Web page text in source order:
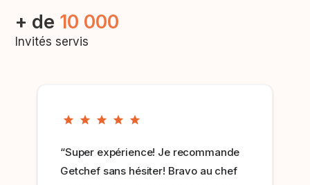
+ de 10 000
Invités servis
“Super expérience! Je recommande
Getchef sans hésiter! Bravo au chef